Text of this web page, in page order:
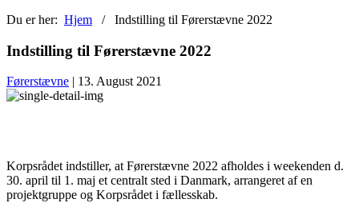
Du er her: Hjem / Indstilling til Førerstævne 2022
Indstilling til Førerstævne 2022
Førerstævne | 13. August 2021
Korpsrådet indstiller, at Førerstævne 2022 afholdes i weekenden d.
30. april til 1. maj et centralt sted i Danmark, arrangeret af en
projektgruppe og Korpsrådet i fællesskab.